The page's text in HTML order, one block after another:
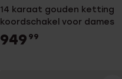
14 karaat gouden ketting
koordschakel voor dames
949 99